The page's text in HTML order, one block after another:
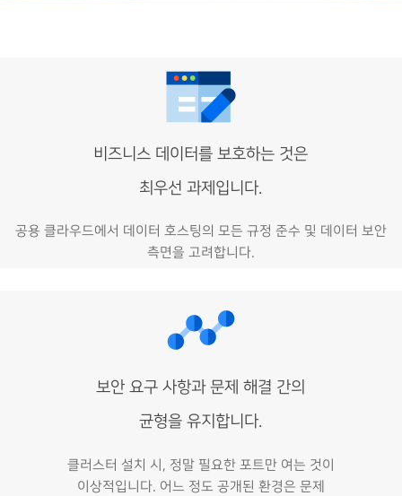
비즈니스 데이터를 보호하는 것은
최우선 과제입니다.
공용 클라우드에서 데이터 호스팅의 모든 규정 준수 및 데이터 보안
측면을 고려합니다.
보안 요구 사항과 문제 해결 간의
균형을 유지합니다.
클러스터 설치 시, 정말 필요한 포트만 여는 것이
이상적입니다. 어느 정도 공개된 환경은 문제